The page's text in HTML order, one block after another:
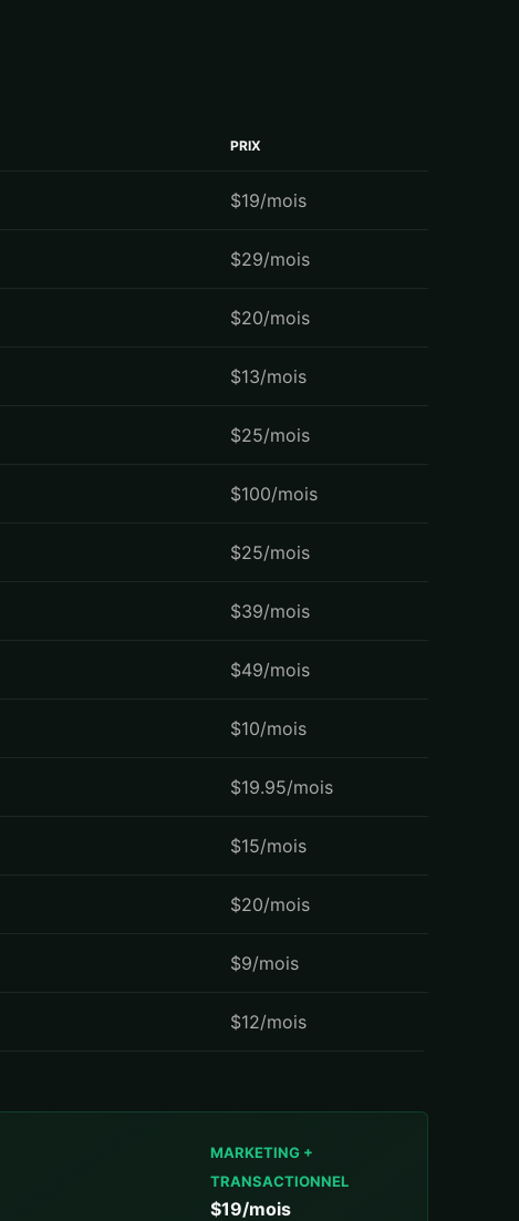
PRIX
$19/mois
$29/mois
$20/mois
$13/mois
$25/mois
$100/mois
$25/mois
$39/mois
$49/mois
$10/mois
$19.95/mois
$15/mois
$20/mois
$9/mois
$12/mois
MARKETING +
TRANSACTIONNEL
$19/mois